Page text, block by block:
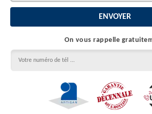
On vous rappelle